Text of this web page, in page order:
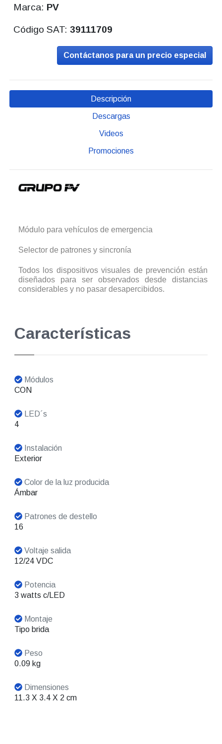
Marca: PV
Código SAT:39111709
Contáctanos para un precio especial
Descripción
Descargas
Videos
Promociones
Módulo para vehículos de emergencia
Selector de patrones y sincronía
Todos los dispositivos visuales de prevención están
diseñados para ser observados desde distancias
considerables y no pasar desapercibidos.
Características
Módulos
CON
LED´s
4
Instalación
Exterior
Color de la luz producida
Ámbar
Patrones de destello
16
Voltaje salida
12/24 VDC
Potencia
3 watts c/LED
Montaje
Tipo brida
Peso
0.09 kg
Dimensiones
11.3 X 3.4 X 2 cm